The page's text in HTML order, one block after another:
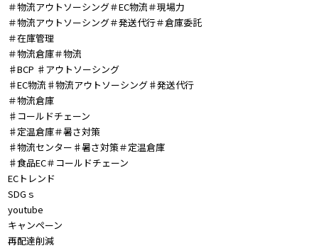
＃物流アウトソーシング＃EC物流＃現場力
＃物流アウトソーシング＃発送代行＃倉庫委託
＃在庫管理
＃物流倉庫＃物流
♯BCP ♯アウトソーシング
♯EC物流♯物流アウトソーシング♯発送代行
＃物流倉庫
♯コールドチェーン
♯定温倉庫＃暑さ対策
♯物流センター♯暑さ対策＃定温倉庫
♯食品EC＃コールドチェーン
ECトレンド
SDGｓ
youtube
キャンペーン
再配達削減